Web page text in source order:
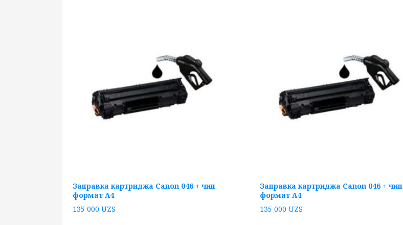
Заправка картриджа Canon 046 + чип
формат А4
135 000 UZS
Заправка картриджа Canon 046 + чип
формат А4
135 000UZS